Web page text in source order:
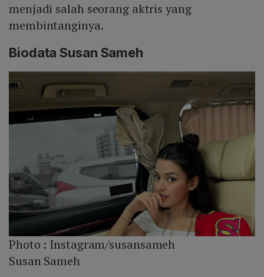
menjadi salah seorang aktris yang
membintanginya.
Biodata Susan Sameh
Photo : Instagram/susansameh
Susan Sameh